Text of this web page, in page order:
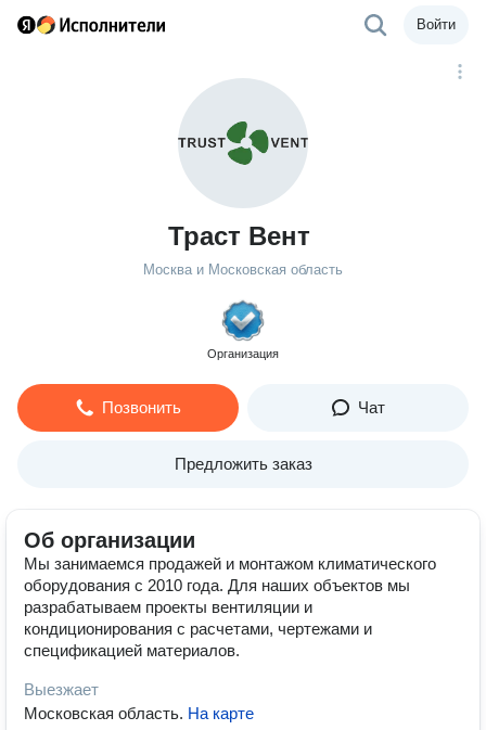
Войти
Траст Вент
Москва и Московская область
Организация
Позвонить Чат
Предложить заказ
Об организации
Мы занимаемся продажей и монтажом климатического
оборудования с 2010 года. Для наших объектов мы
разрабатываем проекты вентиляции и
кондиционирования с расчетами, чертежами и
спецификацией материалов.
Выезжает
Московская область. На карте